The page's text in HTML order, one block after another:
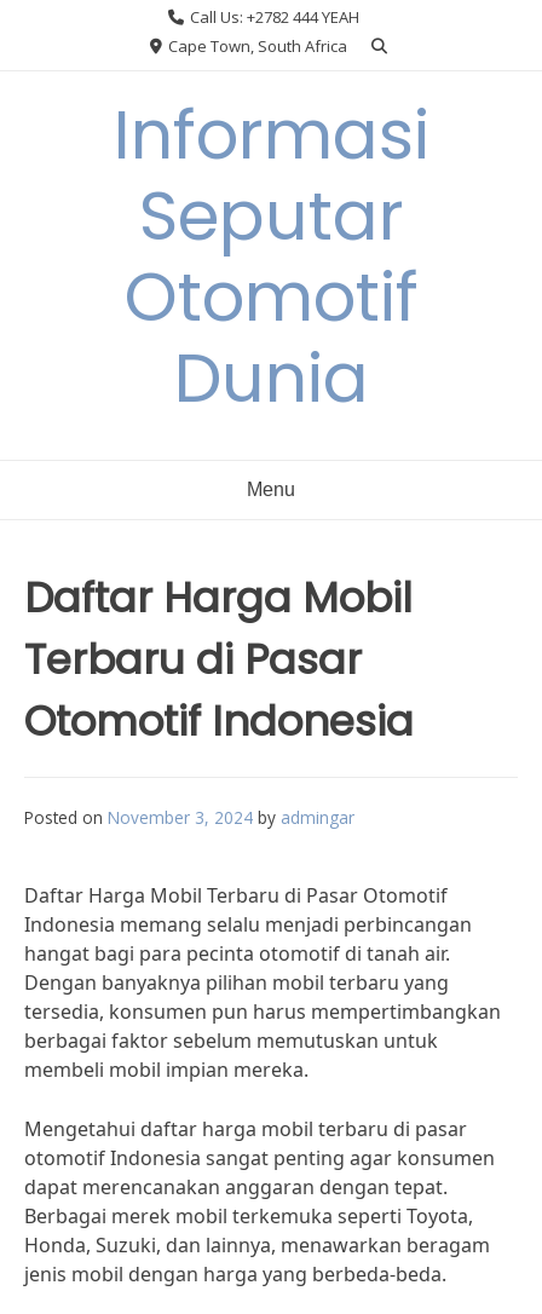
Call Us: +2782 444 YEAH
Cape Town, South Africa
Informasi
Seputar
Otomotif
Dunia
Menu
Daftar Harga Mobil
Terbaru di Pasar
Otomotif Indonesia
Posted on November 3, 2024 by admingar
Daftar Harga Mobil Terbaru di Pasar Otomotif
Indonesia memang selalu menjadi perbincangan
hangat bagi para pecinta otomotif di tanah air.
Dengan banyaknya pilihan mobil terbaru yang
tersedia, konsumen pun harus mempertimbangkan
berbagai faktor sebelum memutuskan untuk
membeli mobil impian mereka.
Mengetahui daftar harga mobil terbaru di pasar
otomotif Indonesia sangat penting agar konsumen
dapat merencanakan anggaran dengan tepat.
Berbagai merek mobil terkemuka seperti Toyota,
Honda, Suzuki, dan lainnya, menawarkan beragam
jenis mobil dengan harga yang berbeda-beda.